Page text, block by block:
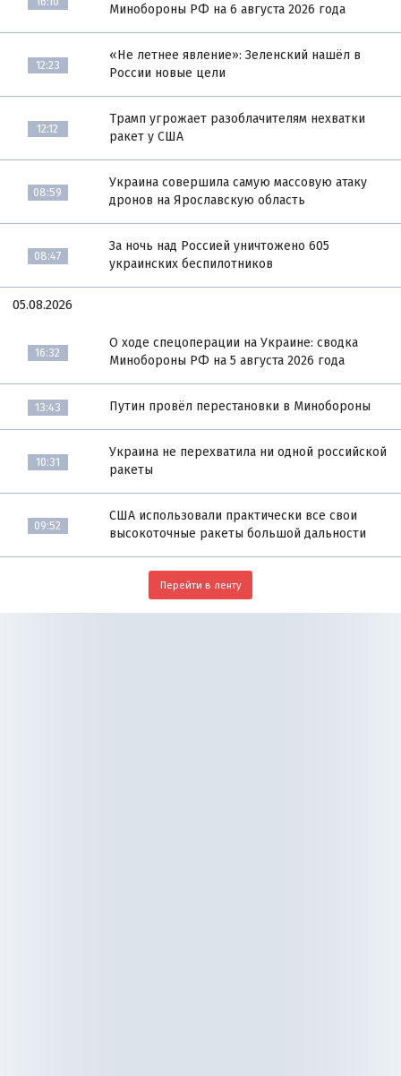
Минобороны РФ на 6 августа 2026 года
12:23
«Не летнее явление»: Зеленский нашёл в
России новые цели
12:12
Трамп угрожает разоблачителям нехватки
ракет у США
08:59
Украина совершила самую массовую атаку
дронов на Ярославскую область
08:47
За ночь над Россией уничтожено 605
украинских беспилотников
05.08.2026
16:32
О ходе спецоперации на Украине: сводка
Минобороны РФ на 5 августа 2026 года
13:43 Путин провёл перестановки в Минобороны
10:31
Украина не перехватила ни одной российской
ракеты
09:52
США использовали практически все свои
высокоточные ракеты большой дальности
Перейти в ленту